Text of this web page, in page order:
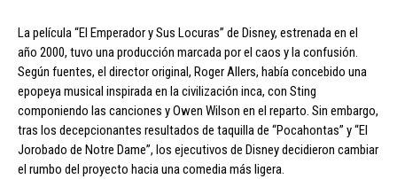
La película “El Emperador y Sus Locuras” de Disney, estrenada en el
año 2000, tuvo una producción marcada por el caos y la confusión.
Según fuentes, el director original, Roger Allers, había concebido una
epopeya musical inspirada en la civilización inca, con Sting
componiendo las canciones y Owen Wilson en el reparto. Sin embargo,
tras los decepcionantes resultados de taquilla de “Pocahontas” y “El
Jorobado de Notre Dame”, los ejecutivos de Disney decidieron cambiar
el rumbo del proyecto hacia una comedia más ligera.